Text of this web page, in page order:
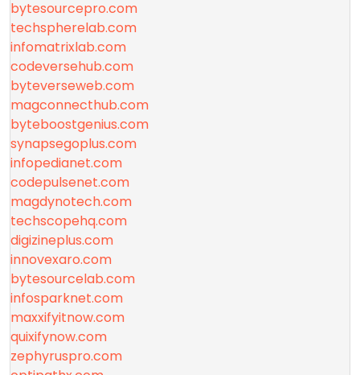
bytesourcepro.com
techspherelab.com
infomatrixlab.com
codeversehub.com
byteverseweb.com
magconnecthub.com
byteboostgenius.com
synapsegoplus.com
infopedianet.com
codepulsenet.com
magdynotech.com
techscopehq.com
digizineplus.com
innovexaro.com
bytesourcelab.com
infosparknet.com
maxxifyitnow.com
quixifynow.com
zephyruspro.com